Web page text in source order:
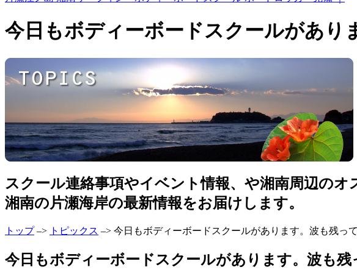
今日もボディーボードスクールがあり
スクール連絡事項やイベント情報、や湘南周辺の
湘南の片瀬海岸の最新情報をお届けします。
トップ–> トピックス –> 今日もボディーボードスクールがあります。波も残っ
今日もボディーボードスクールがあります。波も残